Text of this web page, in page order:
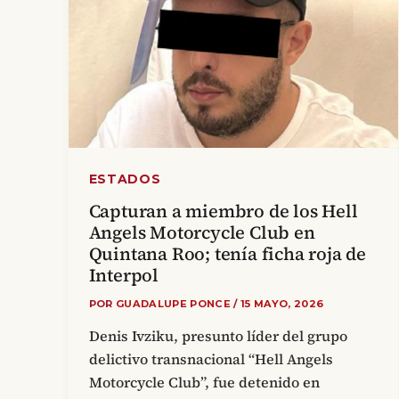
ESTADOS
Capturan a miembro de los Hell
Angels Motorcycle Club en
Quintana Roo; tenía ficha roja de
Interpol
POR GUADALUPE PONCE/ 15 MAYO, 2026
Denis Ivziku, presunto líder del grupo
delictivo transnacional “Hell Angels
Motorcycle Club”, fue detenido en